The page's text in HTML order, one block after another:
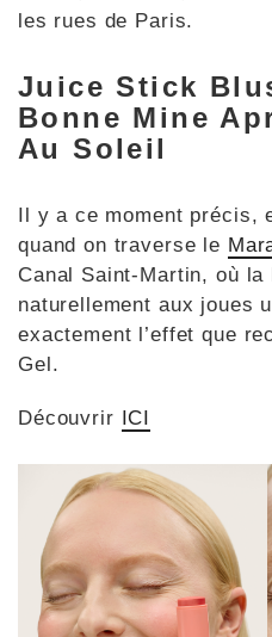
les rues de Paris.
Juice Stick
Bonne Mine
Au Soleil
Il y a ce moment précis,
quand on traverse le
Canal Saint-Martin, où la
naturellement aux joues
exactement l’effet que
Gel.
Découvrir ICI